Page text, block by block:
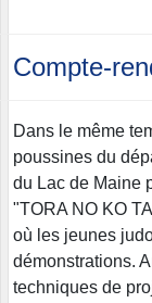
Compte-
Dans le même
poussines du
du Lac de Maine
"TORA NO KO
où les jeunes
démonstrations.
techniques de